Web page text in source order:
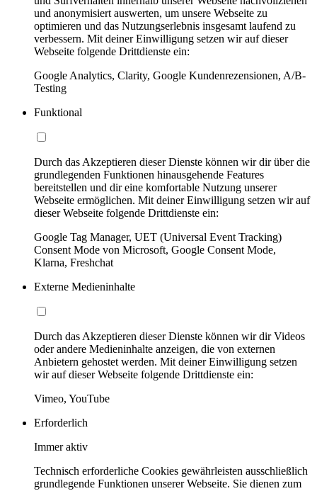
und anonymisiert auswerten, um unsere Webseite zu
optimieren und das Nutzungserlebnis insgesamt laufend zu
verbessern. Mit deiner Einwilligung setzen wir auf dieser
Webseite folgende Drittdienste ein:
Google Analytics, Clarity, Google Kundenrezensionen, A/B-
Testing
Funktional
Durch das Akzeptieren dieser Dienste können wir dir über die
grundlegenden Funktionen hinausgehende Features
bereitstellen und dir eine komfortable Nutzung unserer
Webseite ermöglichen. Mit deiner Einwilligung setzen wir auf
dieser Webseite folgende Drittdienste ein:
Google Tag Manager, UET (Universal Event Tracking)
Consent Mode von Microsoft, Google Consent Mode,
Klarna, Freshchat
Externe Medieninhalte
Durch das Akzeptieren dieser Dienste können wir dir Videos
oder andere Medieninhalte anzeigen, die von externen
Anbietern gehostet werden. Mit deiner Einwilligung setzen
wir auf dieser Webseite folgende Drittdienste ein:
Vimeo, YouTube
Erforderlich
Immer aktiv
Technisch erforderliche Cookies gewährleisten ausschließlich
grundlegende Funktionen unserer Webseite. Sie dienen zum